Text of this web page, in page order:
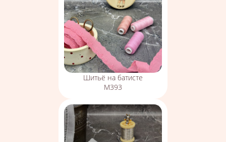
Шитьё на батисте
М393